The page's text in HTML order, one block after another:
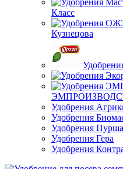
Класс
Кузнецова
Удобрения
Удобрения
Удобрения
Удобрения Гера
Удобрения